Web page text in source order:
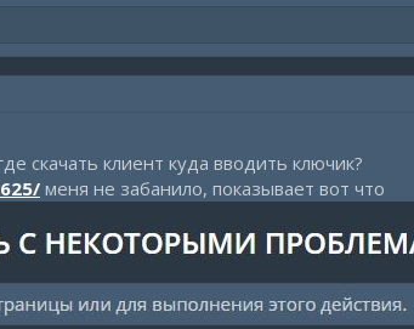
скачать клиент куда вводить ключик?
меня не забанило, показывает вот что